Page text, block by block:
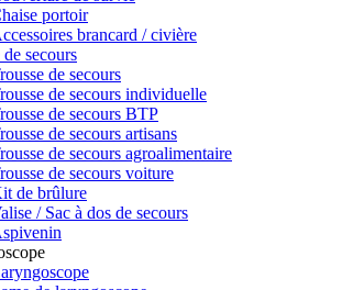
portoir
brancard / civière
secours
de secours
de secours individuelle
de secours BTP
de secours artisans
de secours agroalimentaire
de secours voiture
de brûlure
/ Sac à dos de secours